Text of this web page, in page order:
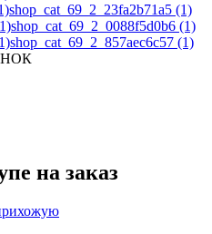
shop_cat_69_2_23fa2b71a5 (1)
shop_cat_69_2_0088f5d0b6 (1)
shop_cat_69_2_857aec6c57 (1)
на заказ